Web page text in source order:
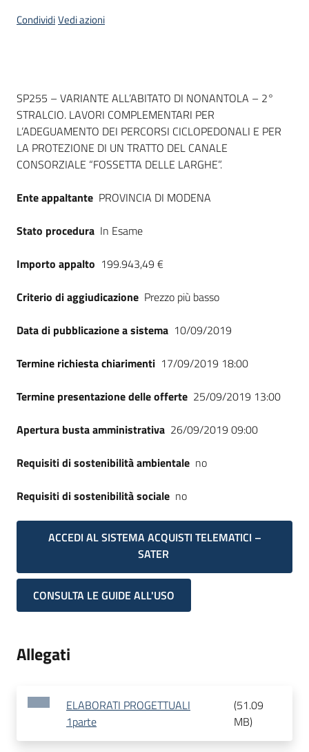
CondividiVedi azioni
Dati del bando
SP255 – VARIANTE ALL’ABITATO DI NONANTOLA – 2°
STRALCIO. LAVORI COMPLEMENTARI PER
L’ADEGUAMENTO DEI PERCORSI CICLOPEDONALI E PER
LA PROTEZIONE DI UN TRATTO DEL CANALE
CONSORZIALE “FOSSETTA DELLE LARGHE”.
Ente appaltante PROVINCIA DI MODENA
Stato procedura In Esame
Importo appalto 199.943,49 €
Criterio di aggiudicazione Prezzo più basso
Data di pubblicazione a sistema 10/09/2019
Termine richiesta chiarimenti 17/09/2019 18:00
Termine presentazione delle offerte 25/09/2019 13:00
Apertura busta amministrativa 26/09/2019 09:00
Requisiti di sostenibilità ambientale no
Requisiti di sostenibilità sociale no
ACCEDI AL SISTEMA ACQUISTI TELEMATICI –
SATER
CONSULTA LE GUIDE ALL'USO
Allegati
ELABORATI PROGETTUALI
1parte
(51.09
MB)